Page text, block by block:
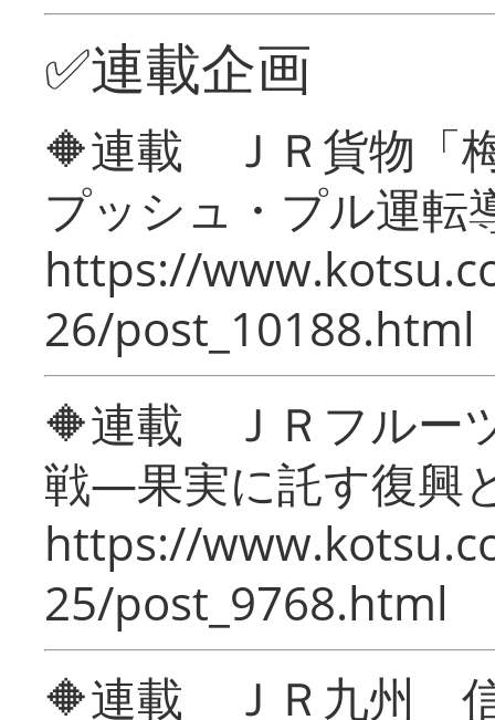
✅連載企画
🔶連載 ＪＲ貨物「
プッシュ・プル運転
https://
26/post_10188.html
🔶連載 ＪＲフルー
戦―果実に託す復興
https://
25/post_9768.html
🔶連載 ＪＲ九州 信